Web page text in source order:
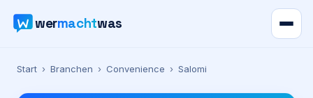
wermachtwas
Verzeichnis
Start › Branchen › Convenience › Salomi